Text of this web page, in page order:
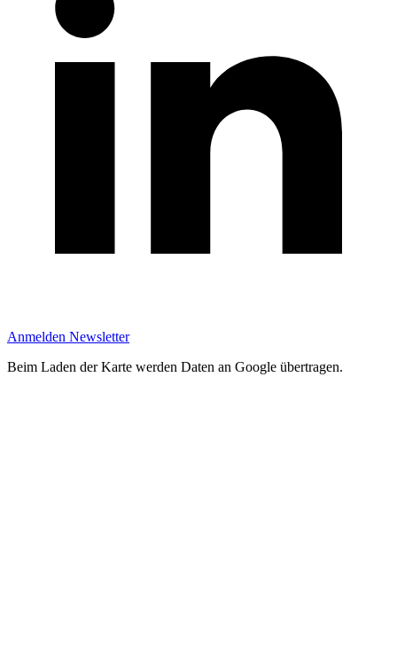
Anmelden Newsletter
Beim Laden der Karte werden Daten an Google übertragen.